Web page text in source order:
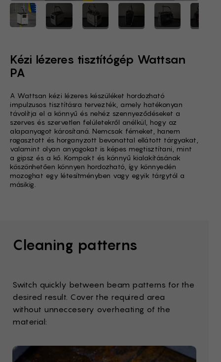
Kézi lézeres tisztítógép Wattsan
PA
A Wattsan kézi lézeres készüléket hordozható
impulzusos tisztításra tervezték, amely hatékonyan
távolítja el a könnyű és nehéz szennyeződéseket a
szerves és szervetlen felületekről anélkül, hogy az
alapanyagot károsítaná. Nemcsak fémeket, hanem
ragasztott és horganyzott bevonattal ellátott tárgyakat,
valamint olyan anyagokat is képes megtisztítani, mint
a gipsz és a kő. Kompakt és könnyű kialakításának
köszönhetően könnyen hordozható, így könnyedén
mozoghat egy létesítményben vagy egyik tárgytól a
másikig.
Cleaning patterns
Switch quickly between beam patterns for the
desired result. Cover the required area
without unneccesery overheating of the
material: